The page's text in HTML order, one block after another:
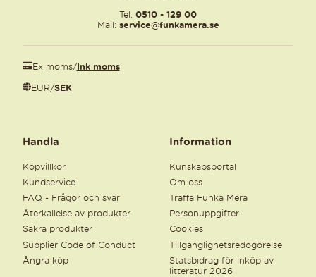
Tel: 0510 - 129 00
Mail: service@funkamera.se
Ex moms/Ink moms
EUR/SEK
Handla
Köpvillkor
Kundservice
FAQ - Frågor och svar
Återkallelse av produkter
Säkra produkter
Supplier Code of Conduct
Ångra köp
Information
Kunskapsportal
Om oss
Träffa Funka Mera
Personuppgifter
Cookies
Tillgänglighetsredogörelse
Statsbidrag för inköp av
litteratur 2026